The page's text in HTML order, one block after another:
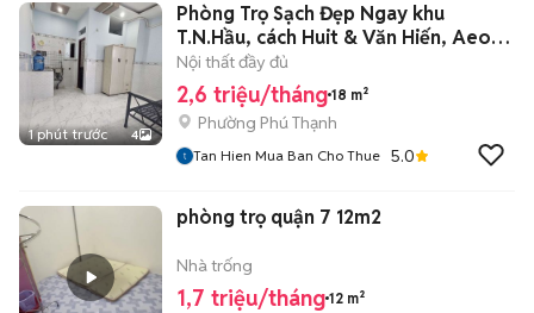
1 phút trước 4
Phòng Trọ Sạch Đẹp Ngay khu
T.N.Hầu, cách Huit & Văn Hiến, Aeon
10p
Nội thất đầy đủ
2,6 triệu/tháng 18 m²
Phường Phú Thạnh
Tan Hien Mua Ban Cho Thue 5.0
phòng trọ quận 7 12m2
Nhà trống
1,7 triệu/tháng 12 m²